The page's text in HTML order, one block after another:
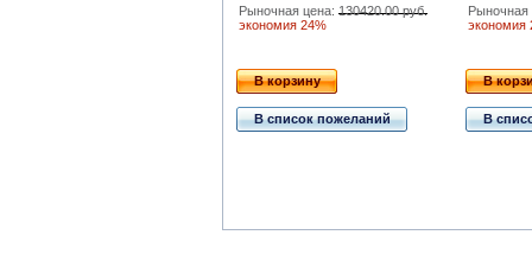
Рыночная цена: 130420.00 руб.
экономия 24%
экономия
В корзину
В список пожеланий
В
В